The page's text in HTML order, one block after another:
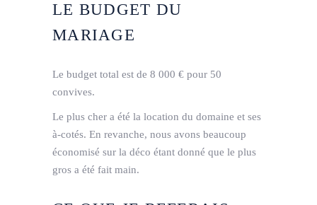
LE BUDGET DU
MARIAGE
Le budget total est de 8 000 € pour 50
convives.
Le plus cher a été la location du domaine et ses
à-cotés. En revanche, nous avons beaucoup
économisé sur la déco étant donné que le plus
gros a été fait main.